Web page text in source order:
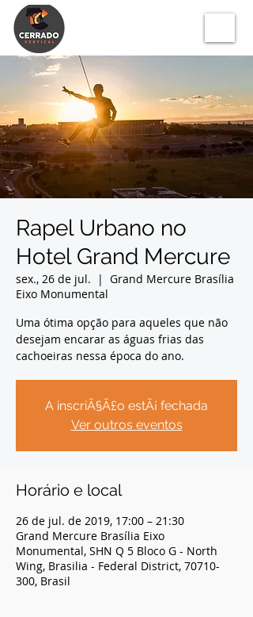
Rapel Urbano no
Hotel Grand Mercure
sex., 26 de jul.
  |
Grand Mercure Brasília
Eixo Monumental
Uma ótima opção para aqueles que não
desejam encarar as águas frias das
cachoeiras nessa época do ano.
A inscriÃ§Ã£o estÃ¡ fechada
Ver outros eventos
Horário e local
26 de jul. de 2019, 17:00 – 21:30
Grand Mercure Brasília Eixo
Monumental, SHN Q 5 Bloco G - North
Wing, Brasilia - Federal District, 70710-
300, Brasil